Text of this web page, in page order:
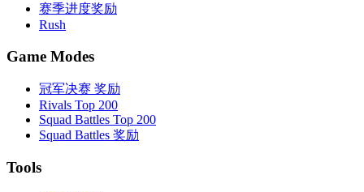
赛季进度奖励
Rush
Game Modes
冠军决赛 奖励
Rivals Top 200
Squad Battles Top 200
Squad Battles 奖励
Tools